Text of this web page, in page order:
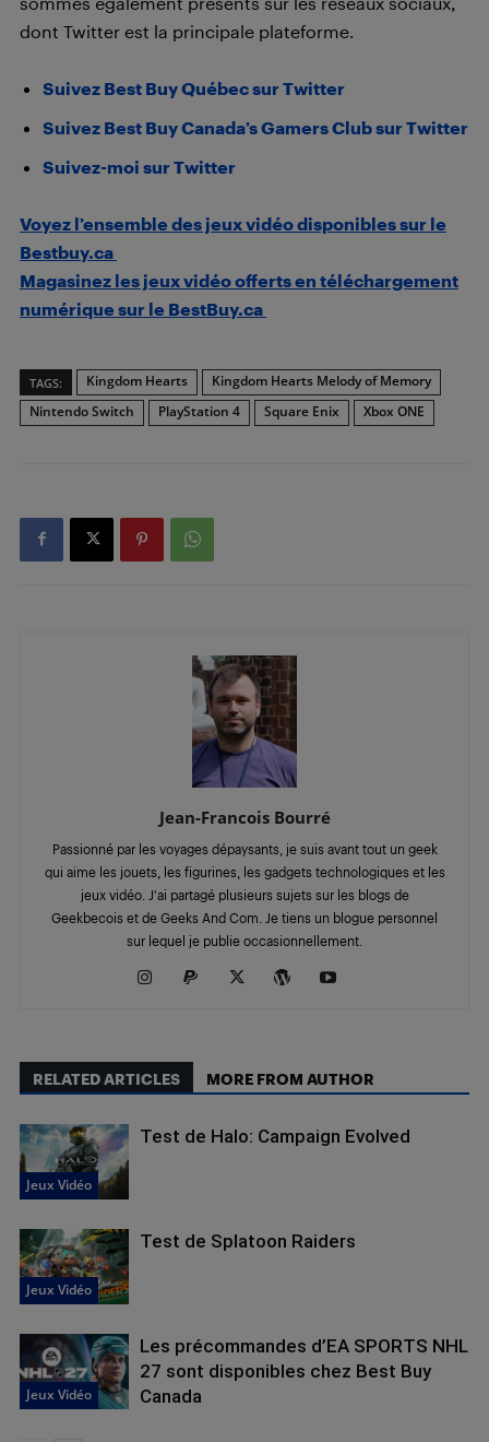
dont Twitter est la principale plateforme.
Suivez Best Buy Québec sur Twitter
Suivez Best Buy Canada’s Gamers Club sur Twitter
Suivez-moi sur Twitter
Voyez l’ensemble des jeux vidéo disponibles sur le
Bestbuy.ca
Magasinez les jeux vidéo offerts en téléchargement
numérique sur le BestBuy.ca
TAGS: Kingdom Hearts
Kingdom Hearts Melody of Memory
Nintendo Switch
PlayStation 4 Square Enix Xbox ONE
Jean-Francois Bourré
Passionné par les voyages dépaysants, je suis avant tout un geek
qui aime les jouets, les figurines, les gadgets technologiques et les
jeux vidéo. J'ai partagé plusieurs sujets sur les blogs de
Geekbecois et de Geeks And Com. Je tiens un blogue personnel
sur lequel je publie occasionnellement.
RELATED ARTICLES MORE FROM AUTHOR
Jeux Vidéo
Test de Halo: Campaign Evolved
Jeux Vidéo
Test de Splatoon Raiders
Jeux Vidéo
Les précommandes d’EA SPORTS NHL
27 sont disponibles chez Best Buy
Canada